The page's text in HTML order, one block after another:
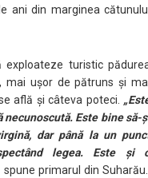
ani din marginea
turistic
mai uşor de pătruns şi
află şi câteva poteci.
necunoscută. Este bine să-
dar până la un
legea. Este şi
spune primarul din